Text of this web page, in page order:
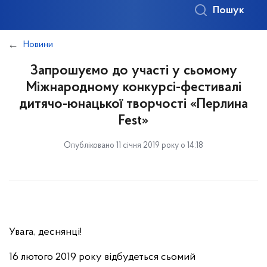
Пошук
Новини
Запрошуємо до участі у сьомому
Міжнародному конкурсі-фестивалі
дитячо-юнацької творчості «Перлина
Fest»
Опубліковано 11 січня 2019 року о 14:18
Увага, деснянці!
16 лютого 2019 року відбудеться сьомий